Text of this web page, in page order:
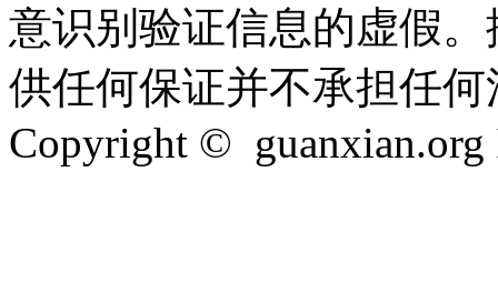
意识别验证信息的虚假
供任何保证并不承担任
Copyright © guanxian.org